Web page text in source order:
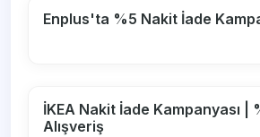
Enplus'ta %5 Nakit İade
İKEA Nakit İade Kampanyası |
Alışveriş